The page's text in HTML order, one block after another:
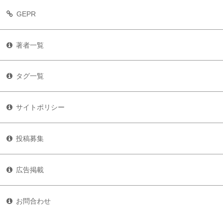
GEPR
著者一覧
タグ一覧
サイトポリシー
投稿募集
広告掲載
お問合わせ